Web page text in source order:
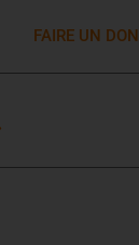
FAIRE UN DON